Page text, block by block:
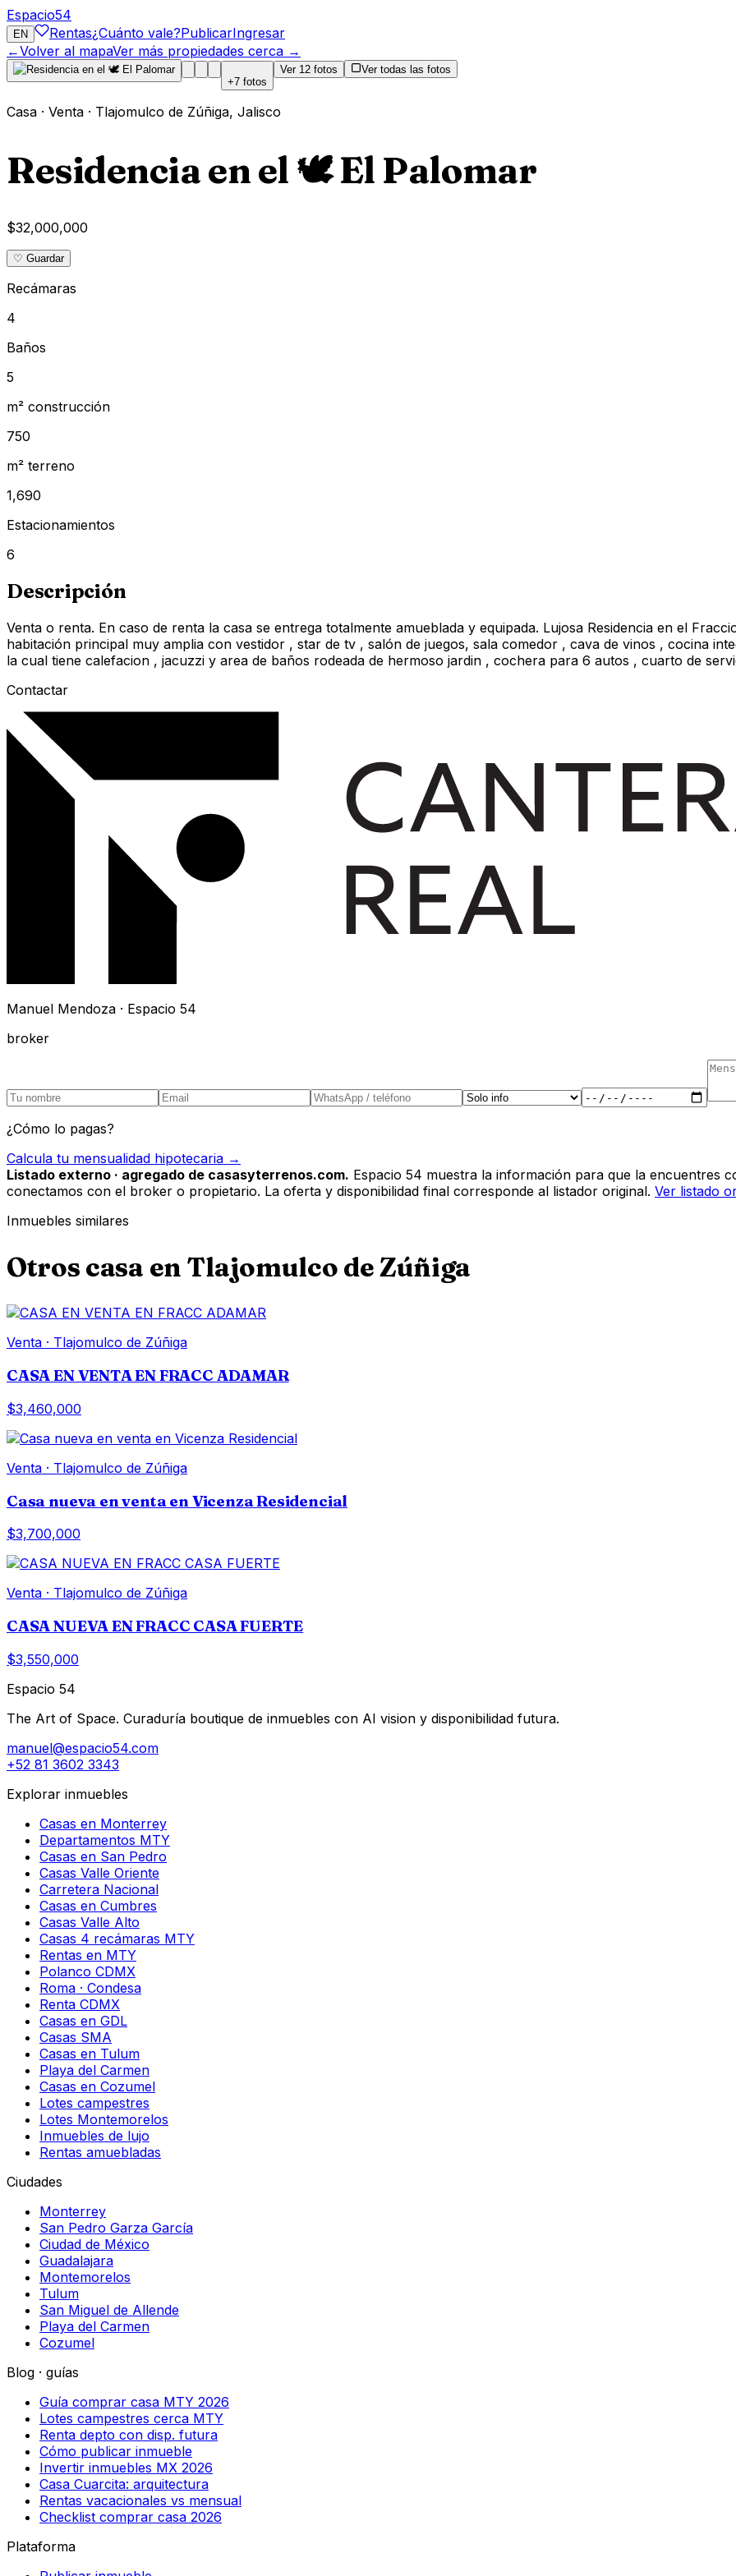
Espacio54
EN Rentas¿Cuánto vale?PublicarIngresar
←Volver al mapaVer más propiedades cerca →
+7 fotos
Ver 12 fotos Ver todas las fotos
Casa · Venta · Tlajomulco de Zúñiga, Jalisco
Residencia en el 🕊 El Palomar
$32,000,000
♡ Guardar
Recámaras
4
Baños
5
m² construcción
750
m² terreno
1,690
Estacionamientos
6
Descripción
Venta o renta. En caso de renta la casa se entrega totalmente amueblada y equipada. Lujosa Residencia en el
habitación principal muy amplia con vestidor , star de tv , salón de juegos, sala comedor , cava de vinos , cocina
la cual tiene calefacion , jacuzzi y area de baños rodeada de hermoso jardin , cochera para 6 autos , cuarto de
Contactar
Manuel Mendoza · Espacio 54
broker
¿Cómo lo pagas?
Calcula tu mensualidad hipotecaria →
Listado externo · agregado de casasyterrenos.com. Espacio 54 muestra la información para que la encuentres
conectamos con el broker o propietario. La oferta y disponibilidad final corresponde al listador original. Ver listado
Inmuebles similares
Otros casa en Tlajomulco de Zúñiga
Venta · Tlajomulco de Zúñiga
CASA EN VENTA EN FRACC ADAMAR
$3,460,000
Venta · Tlajomulco de Zúñiga
Casa nueva en venta en Vicenza Residencial
$3,700,000
Venta · Tlajomulco de Zúñiga
CASA NUEVA EN FRACC CASA FUERTE
$3,550,000
Espacio 54
The Art of Space. Curaduría boutique de inmuebles con AI vision y disponibilidad futura.
manuel@espacio54.com
+52 81 3602 3343
Explorar inmuebles
Casas en Monterrey
Departamentos MTY
Casas en San Pedro
Casas Valle Oriente
Carretera Nacional
Casas en Cumbres
Casas Valle Alto
Casas 4 recámaras MTY
Rentas en MTY
Polanco CDMX
Roma · Condesa
Renta CDMX
Casas en GDL
Casas SMA
Casas en Tulum
Playa del Carmen
Casas en Cozumel
Lotes campestres
Lotes Montemorelos
Inmuebles de lujo
Rentas amuebladas
Ciudades
Monterrey
San Pedro Garza García
Ciudad de México
Guadalajara
Montemorelos
Tulum
San Miguel de Allende
Playa del Carmen
Cozumel
Blog · guías
Guía comprar casa MTY 2026
Lotes campestres cerca MTY
Renta depto con disp. futura
Cómo publicar inmueble
Invertir inmuebles MX 2026
Casa Cuarcita: arquitectura
Rentas vacacionales vs mensual
Checklist comprar casa 2026
Plataforma